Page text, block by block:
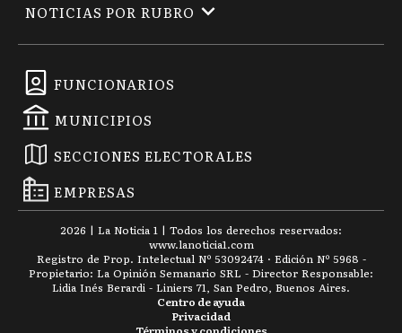
FUNCIONARIOS
MUNICIPIOS
SECCIONES ELECTORALES
EMPRESAS
NOTICIAS POR RUBRO
2026 | La Noticia 1 | Todos los derechos reservados:
www.lanoticia1.com
Registro de Prop. Intelectual Nº 53092474 · Edición Nº 5968 -
Propietario: La Opinión Semanario SRL - Director Responsable:
Lidia Inés Berardi - Liniers 71, San Pedro, Buenos Aires.
Privacidad
Centro de ayuda